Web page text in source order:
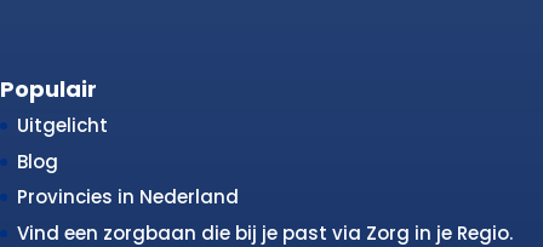
Populair
Uitgelicht
Blog
Provincies in Nederland
Vind een zorgbaan die bij je past via Zorg in je Regio.